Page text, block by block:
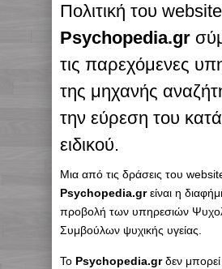
Πολιτική του website
Psychopedia.gr
τις παρεχόμενες
της μηχανής
την εύρεση του
ειδικού.
Μια από τις δράσεις του
Psychopedia.grείναι η
προβολή των υπηρεσιών
Συμβούλων ψυχικής υγείας.
To Psychopedia.grδεν μπορεί